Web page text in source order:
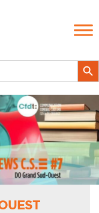
Search